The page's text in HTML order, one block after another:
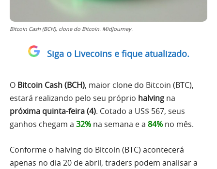
Bitcoin Cash (BCH), clone do Bitcoin. MidJourney.
Siga o Livecoins e fique atualizado.
O Bitcoin Cash (BCH), maior clone do Bitcoin (BTC),
estará realizando pelo seu próprio halving na
próxima quinta-feira (4). Cotado a US$ 567, seus
ganhos chegam a 32% na semana e a 84% no mês.
Conforme o halving do Bitcoin (BTC) acontecerá
apenas no dia 20 de abril, traders podem analisar a